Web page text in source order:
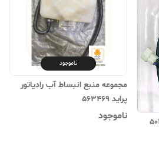
ناموجود
مجموعه منبع انبساط آب رادیاتور
پراید 563469
ناموجود